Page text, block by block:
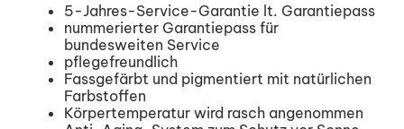
5-Jahres-Service-Garantie lt. Garantiepass
nummerierter Garantiepass für
bundesweiten Service
pflegefreundlich
Fassgefärbt und pigmentiert mit natürlichen
Farbstoffen
Körpertemperatur wird rasch angenommen